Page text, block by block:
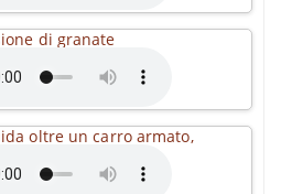
di granate
oltre un carro armato,